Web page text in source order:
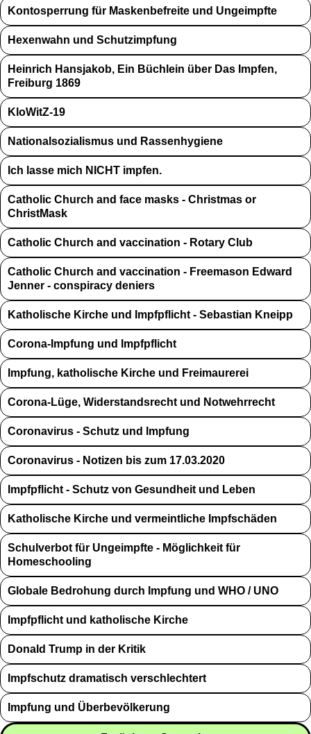
Kontosperrung für Maskenbefreite und Ungeimpfte
Hexenwahn und Schutzimpfung
Heinrich Hansjakob, Ein Büchlein über Das Impfen,
Freiburg 1869
KloWitZ-19
Nationalsozialismus und Rassenhygiene
Ich lasse mich NICHT impfen.
Catholic Church and face masks - Christmas or
ChristMask
Catholic Church and vaccination - Rotary Club
Catholic Church and vaccination - Freemason Edward
Jenner - conspiracy deniers
Katholische Kirche und Impfpflicht - Sebastian Kneipp
Corona-Impfung und Impfpflicht
Impfung, katholische Kirche und Freimaurerei
Corona-Lüge, Widerstandsrecht und Notwehrrecht
Coronavirus - Schutz und Impfung
Coronavirus - Notizen bis zum 17.03.2020
Impfpflicht - Schutz von Gesundheit und Leben
Katholische Kirche und vermeintliche Impfschäden
Schulverbot für Ungeimpfte - Möglichkeit für
Homeschooling
Globale Bedrohung durch Impfung und WHO / UNO
Impfpflicht und katholische Kirche
Donald Trump in der Kritik
Impfschutz dramatisch verschlechtert
Impfung und Überbevölkerung